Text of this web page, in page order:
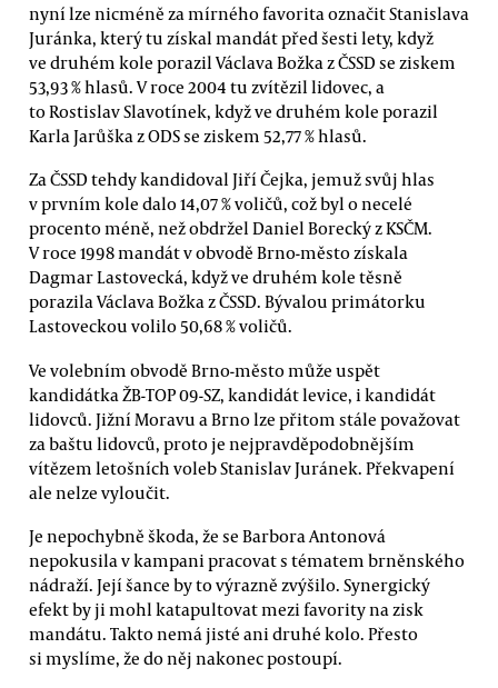
nyní lze nicméně za mírného favorita označit Stanislava
Juránka, který tu získal mandát před šesti lety, když
ve druhém kole porazil Václava Božka z ČSSD se ziskem
53,93 % hlasů. V roce 2004 tu zvítězil lidovec, a
to Rostislav Slavotínek, když ve druhém kole porazil
Karla Jarůška z ODS se ziskem 52,77 % hlasů.
Za ČSSD tehdy kandidoval Jiří Čejka, jemuž svůj hlas
v prvním kole dalo 14,07 % voličů, což byl o necelé
procento méně, než obdržel Daniel Borecký z KSČM.
V roce 1998 mandát v obvodě Brno-město získala
Dagmar Lastovecká, když ve druhém kole těsně
porazila Václava Božka z ČSSD. Bývalou primátorku
Lastoveckou volilo 50,68 % voličů.
Ve volebním obvodě Brno-město může uspět
kandidátka ŽB-TOP 09-SZ, kandidát levice, i kandidát
lidovců. Jižní Moravu a Brno lze přitom stále považovat
za baštu lidovců, proto je nejpravděpodobnějším
vítězem letošních voleb Stanislav Juránek. Překvapení
ale nelze vyloučit.
Je nepochybně škoda, že se Barbora Antonová
nepokusila v kampani pracovat s tématem brněnského
nádraží. Její šance by to výrazně zvýšilo. Synergický
efekt by ji mohl katapultovat mezi favority na zisk
mandátu. Takto nemá jisté ani druhé kolo. Přesto
si myslíme, že do něj nakonec postoupí.